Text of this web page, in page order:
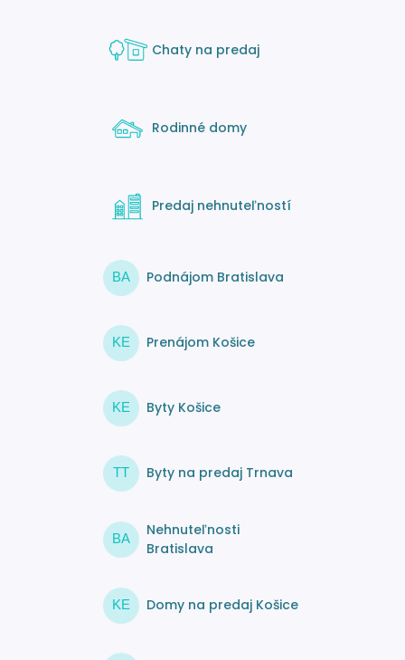
Chaty na predaj
Rodinné domy
Predaj nehnuteľností
BA Podnájom Bratislava
KE Prenájom Košice
KE Byty Košice
TT Byty na predaj Trnava
BA
Nehnuteľnosti
Bratislava
KE Domy na predaj Košice